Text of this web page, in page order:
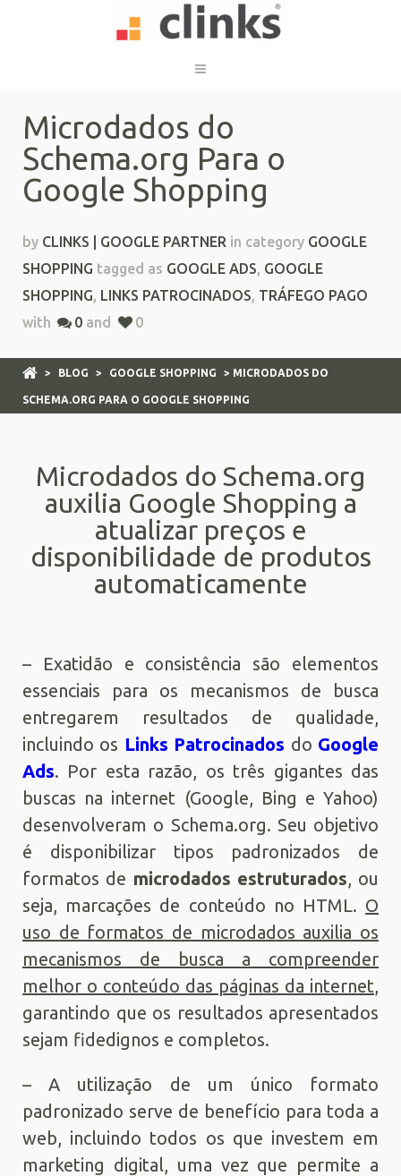
Microdados do
Schema.org Para o
Google Shopping
by CLINKS | GOOGLE PARTNER in category GOOGLE
SHOPPING tagged as GOOGLE ADS, GOOGLE
SHOPPING, LINKS PATROCINADOS, TRÁFEGO PAGO
with
0 and 0
> BLOG > GOOGLE SHOPPING > MICRODADOS DO
SCHEMA.ORG PARA O GOOGLE SHOPPING
Microdados do Schema.org
auxilia Google Shopping a
atualizar preços e
disponibilidade de produtos
automaticamente
– Exatidão e consistência são elementos
essenciais para os mecanismos de busca
entregarem resultados de qualidade,
incluindo os Links Patrocinados do Google
Ads. Por esta razão, os três gigantes das
buscas na internet (Google, Bing e Yahoo)
desenvolveram o Schema.org. Seu objetivo
é disponibilizar tipos padronizados de
formatos de microdados estruturados, ou
seja, marcações de conteúdo no HTML. O
uso de formatos de microdados auxilia os
mecanismos de busca a compreender
melhor o conteúdo das páginas da internet,
garantindo que os resultados apresentados
sejam fidedignos e completos.
– A utilização de um único formato
padronizado serve de benefício para toda a
web, incluindo todos os que investem em
marketing digital, uma vez que permite a